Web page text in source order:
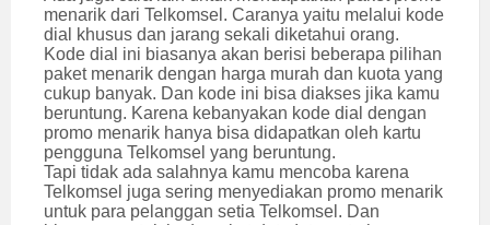
menarik dari Telkomsel. Caranya yaitu melalui kode
dial khusus dan jarang sekali diketahui orang.
Kode dial ini biasanya akan berisi beberapa pilihan
paket menarik dengan harga murah dan kuota yang
cukup banyak. Dan kode ini bisa diakses jika kamu
beruntung. Karena kebanyakan kode dial dengan
promo menarik hanya bisa didapatkan oleh kartu
pengguna Telkomsel yang beruntung.
Tapi tidak ada salahnya kamu mencoba karena
Telkomsel juga sering menyediakan promo menarik
untuk para pelanggan setia Telkomsel. Dan